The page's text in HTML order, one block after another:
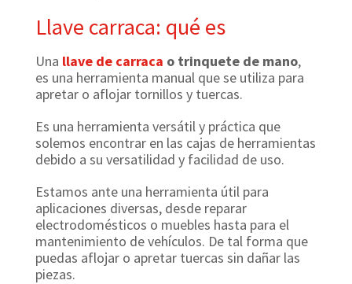
Llave carraca: qué es
Una llave de carraca o trinquete de mano,
es una herramienta manual que se utiliza para
apretar o aflojar tornillos y tuercas.
Es una herramienta versátil y práctica que
solemos encontrar en las cajas de herramientas
debido a su versatilidad y facilidad de uso.
Estamos ante una herramienta útil para
aplicaciones diversas, desde reparar
electrodomésticos o muebles hasta para el
mantenimiento de vehículos. De tal forma que
puedas aflojar o apretar tuercas sin dañar las
piezas.